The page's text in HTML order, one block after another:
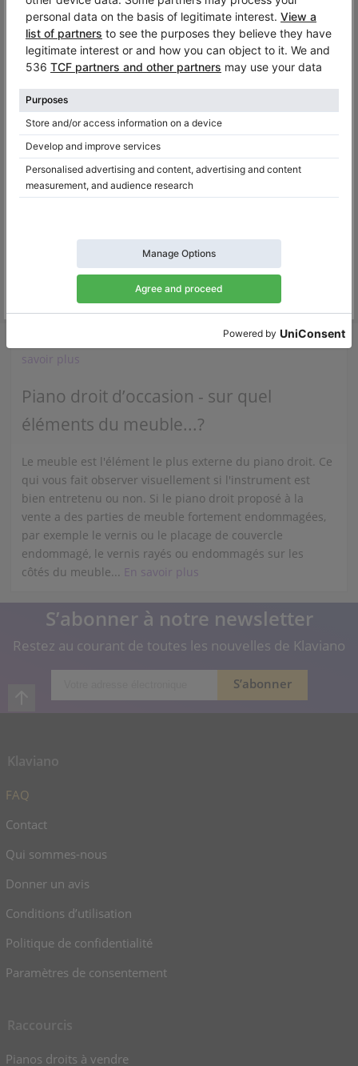
Occasion, Yamaha, CFIIIS
CFIIIS,275 cm2006 V-125, 1924
Vous voulez acheter un piano droit
Lorsque de la recherche d'un piano droit pour vous, votre
enfant ou vos étudiants, vous rencontrerez de nombreux
pianos droit d'occasion à vendre, des offres diverses plus
ou moins attractives pour vous en tant qu'acheteur. Les
donc décidé de vous conseiller quels éléments...En
savoir plus
Piano droit d’occasion - sur quel
éléments du meuble...?
Le meuble est l'élément le plus externe du piano droit. Ce
qui vous fait observer visuellement si l'instrument est
bien entretenu ou non. Si le piano droit proposé à la
vente a des parties de meuble fortement endommagées,
par exemple le vernis ou le placage de couvercle
endommagé, le vernis rayés ou endommagés sur les
côtés du meuble... En savoir plus
S’abonner à notre newsletter
Restez au courant de toutes les nouvelles de Klaviano
FAQ
Contact
Qui sommes-nous
Donner un avis
Conditions d’utilisation
Politique de confidentialité
Paramètres de consentement
Pianos droits à vendre